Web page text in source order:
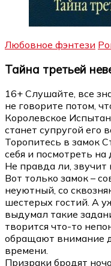
Любовное фэнтези
Тайна третьей
16+ Слушайте, все
не говорите потом,
Королевское
станет супругой его
Торопитесь в замок
себя и посмотреть на
Не правда ли, звучит
Вот только замок –
неуютный, со
шестерых гостий. А
выдумал такие
творится что-то
обращают внимание
времени.
Призраки бродят